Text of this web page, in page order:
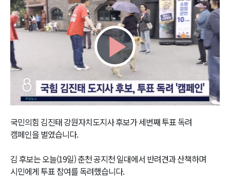
Play
Video
국민의힘 김진태 강원자치도지사 후보가 세번째 투표 독려
캠페인을 벌였습니다.
김 후보는 오늘(19일) 춘천 공지천 일대에서 반려견과 산책하며
시민에게 투표 참여를 독려했습니다.